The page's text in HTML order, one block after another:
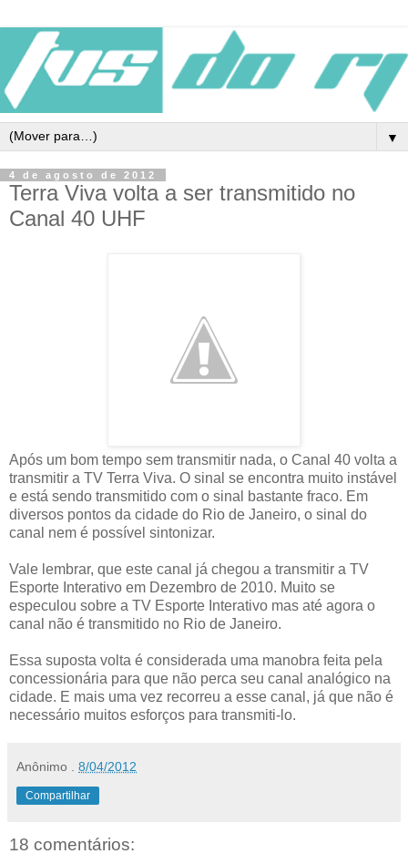
▼
4 de agosto de 2012
Terra Viva volta a ser transmitido no
Canal 40 UHF
Após um bom tempo sem transmitir nada, o Canal 40 volta a
transmitir a TV Terra Viva. O sinal se encontra muito instável
e está sendo transmitido com o sinal bastante fraco. Em
diversos pontos da cidade do Rio de Janeiro, o sinal do
canal nem é possível sintonizar.
Vale lembrar, que este canal já chegou a transmitir a TV
Esporte Interativo em Dezembro de 2010. Muito se
especulou sobre a TV Esporte Interativo mas até agora o
canal não é transmitido no Rio de Janeiro.
Essa suposta volta é considerada uma manobra feita pela
concessionária para que não perca seu canal analógico na
cidade. E mais uma vez recorreu a esse canal, já que não é
necessário muitos esforços para transmiti-lo.
Anônimo 8/04/2012
Compartilhar
18 comentários: